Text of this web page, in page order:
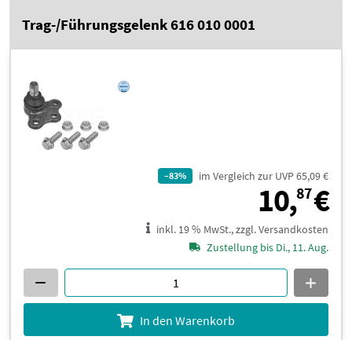
Trag-/Führungsgelenk 616 010 0001
–83% im Vergleich zur UVP 65,09 €
10,87€
inkl. 19 % MwSt., zzgl. Versandkosten
Zustellung bis Di., 11. Aug.
In den Warenkorb